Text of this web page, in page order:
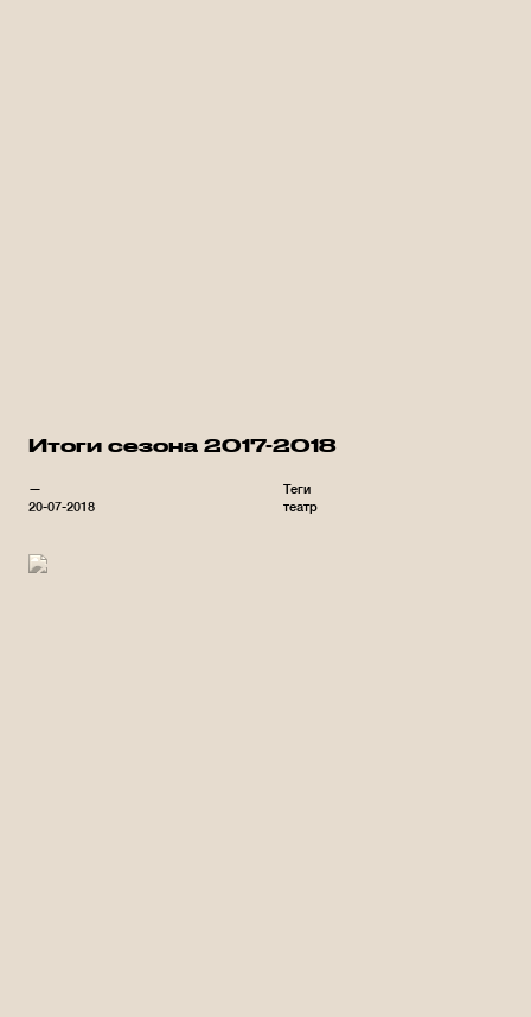
Итоги сезона 2017-2018
—
20-07-2018
Теги
театр